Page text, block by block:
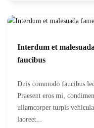
Interdum et
faucibus
Duis commodo faucibus
Praesent eros mi,
ullamcorper turpis
laoreet...